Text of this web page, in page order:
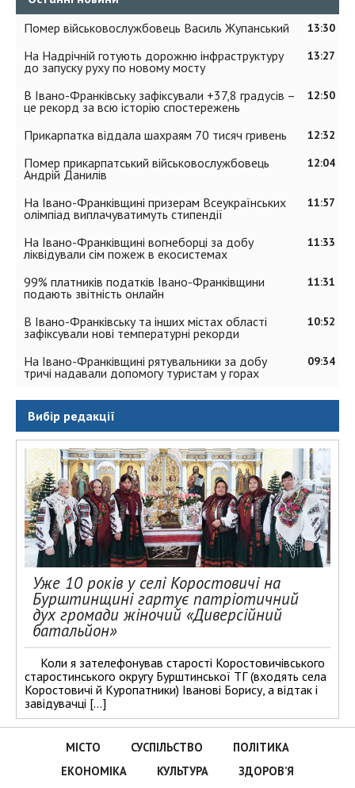
13:30
Помер військовослужбовець Василь Жупанський
13:27
На Надрічній готують дорожню інфраструктуру
до запуску руху по новому мосту
12:50
В Івано-Франківську зафіксували +37,8 градусів –
це рекорд за всю історію спостережень
12:32
Прикарпатка віддала шахраям 70 тисяч гривень
12:04
Помер прикарпатський військовослужбовець
Андрій Данилів
11:57
На Івано-Франківщині призерам Всеукраїнських
олімпіад виплачуватимуть стипендії
11:33
На Івано-Франківщині вогнеборці за добу
ліквідували сім пожеж в екосистемах
11:31
99% платників податків Івано-Франківщини
подають звітність онлайн
10:52
В Івано-Франківську та інших містах області
зафіксували нові температурні рекорди
09:34
На Івано-Франківщині рятувальники за добу
тричі надавали допомогу туристам у горах
Вибір редакції
Уже 10 років у селі Коростовичі на
Бурштинщині гартує патріотичний
дух громади жіночий «Диверсійний
батальйон»
Коли я зателефонував старості Коростовичівського
старостинського округу Бурштинської ТГ (входять села
Коростовичі й Куропатники) Іванові Борису, а відтак і
завідувачці […]
МІСТО СУСПІЛЬСТВО
ПОЛІТИКА
ЕКОНОМІКА
КУЛЬТУРА
ЗДОРОВ’Я